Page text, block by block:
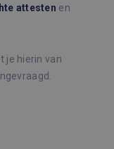
attesten en
je hierin van